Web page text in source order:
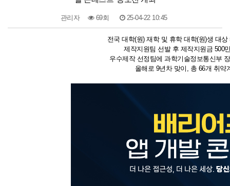
관리자 69회 25-04-22 10:45
전국 대학(원) 재학 및 휴학 대학(원)생 대
제작지원팀 선발 후 제작지원금 500
우수제작 선정팀에 과학기술정보통신부
올해로 9년차 맞이, 총 66개 취약